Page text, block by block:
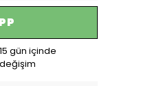
15 gün içinde
değişim